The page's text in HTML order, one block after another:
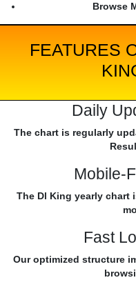
Browse
FEATURES
Daily
The chart is regularly
Mobile-
The Dl King yearly chart
Fast
Our optimized structure